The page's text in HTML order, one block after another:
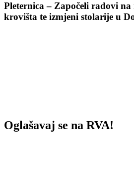
Pleternica – Započeli radovi
krovišta te izmjeni stolarije u
Oglašavaj se na RVA!